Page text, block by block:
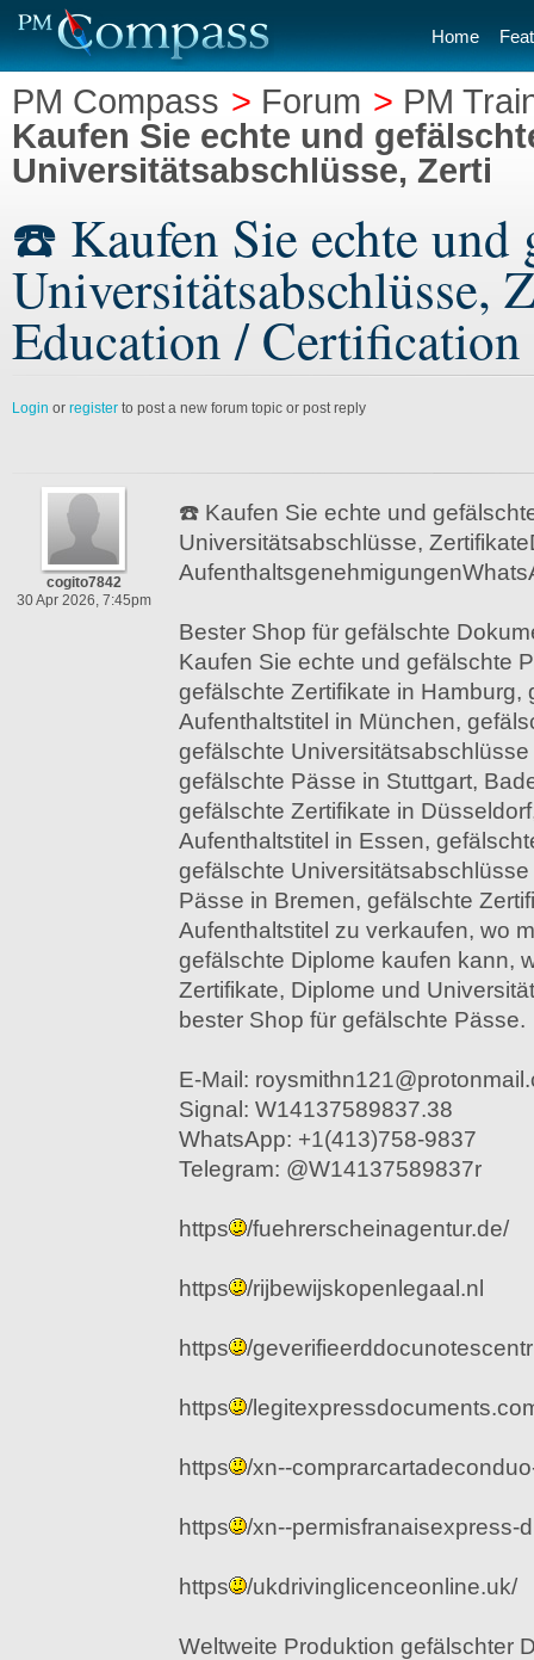
Home
PM Compass > Forum > PM
Kaufen Sie echte und
Universitätsabschlüsse, Zerti
☎️ Kaufen Sie echte und
Universitätsabschlüsse,
Education / Certification
Login or register to post a new forum topic or post reply
cogito7842
30 Apr 2026, 7:45pm
☎️ Kaufen Sie echte und
Universitätsabschlüsse,
Bester Shop für gefälschte
Kaufen Sie echte und gefälschte
gefälschte Zertifikate in Hamburg,
Aufenthaltstitel in München,
gefälschte
gefälschte Pässe in Stuttgart,
gefälschte Zertifikate in
Aufenthaltstitel in Essen,
gefälschte
Pässe in Bremen, gefälschte
Aufenthaltstitel zu verkaufen, wo
gefälschte Diplome kaufen kann,
Zertifikate, Diplome und
bester Shop für gefälschte Pässe.
E-Mail:
Signal: W14137589837.38
WhatsApp: +1(413)758-9837
Telegram: @W14137589837r
https /fuehrerscheinagentur.de/
https /rijbewijskopenlegaal.nl
https /
https /
https /xn--
https /xn--permisfranaisexpress-
https /ukdrivinglicenceonline.uk/
Weltweite Produktion gefälschter